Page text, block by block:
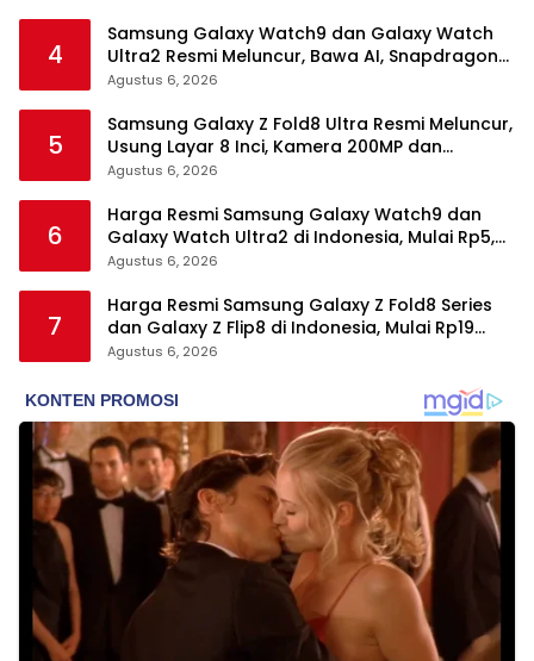
4
Samsung Galaxy Watch9 dan Galaxy Watch
Ultra2 Resmi Meluncur, Bawa AI, Snapdragon
Wear Elite, dan Fitur Kesehatan Baru
Agustus 6, 2026
5
Samsung Galaxy Z Fold8 Ultra Resmi Meluncur,
Usung Layar 8 Inci, Kamera 200MP dan
Snapdragon 8 Elite Gen 5
Agustus 6, 2026
6
Harga Resmi Samsung Galaxy Watch9 dan
Galaxy Watch Ultra2 di Indonesia, Mulai Rp5,9
Jutaan
Agustus 6, 2026
7
Harga Resmi Samsung Galaxy Z Fold8 Series
dan Galaxy Z Flip8 di Indonesia, Mulai Rp19
Jutaan
Agustus 6, 2026